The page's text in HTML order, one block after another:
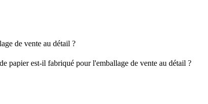
de vente au détail ?
papier est-il fabriqué pour l'emballage de vente au détail ?